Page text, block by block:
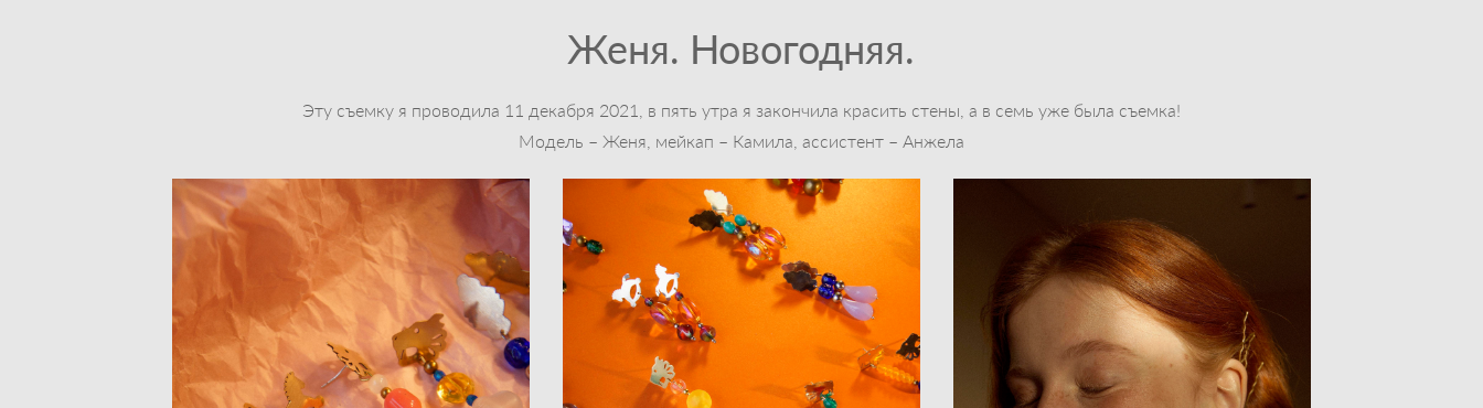
Женя. Новогодняя.
Эту съемку я проводила 11 декабря 2021, в пять утра я закончила красить стены, а в семь уже была съемка!
Модель – Женя , мейкап – Камила , ассистент – Анжела